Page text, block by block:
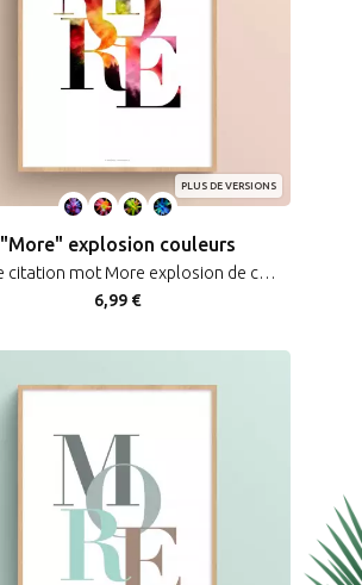
PLUS DE VERSIONS
"More" explosion couleurs
Affiche citation mot More explosion de couleurs déco design et typographique
6,99 €